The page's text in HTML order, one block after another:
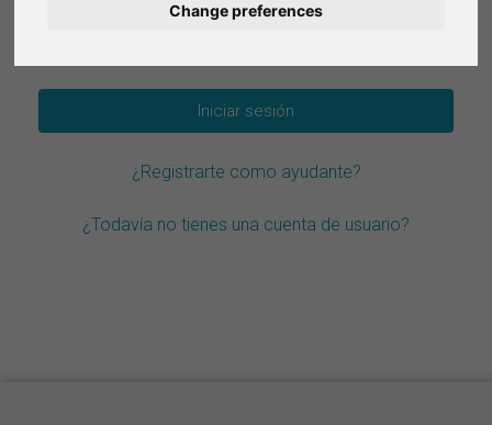
Change preferences
¿Registrarte como ayudante?
¿Todavía no tienes una cuenta de usuario?
Deutsch
Italiano